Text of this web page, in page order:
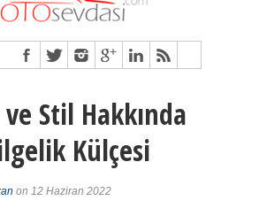
Stil Hakkında
Külçesi
on 12 Haziran 2022